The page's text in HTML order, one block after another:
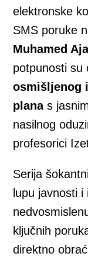
elektronske
SMS poruke
Muhamed
potpunosti su
osmišljenog
planas
nasilnog
profesorici
Serija
lupu javnosti
ključnih
direktno